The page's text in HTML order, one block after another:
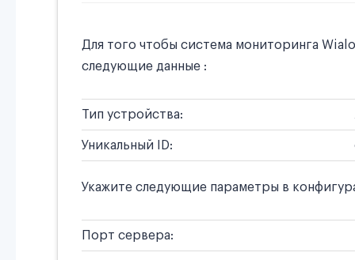
Для того чтобы система мониторинга
следующие данные :
Тип устройства:
Уникальный ID:
Укажите следующие параметры в
Порт сервера: